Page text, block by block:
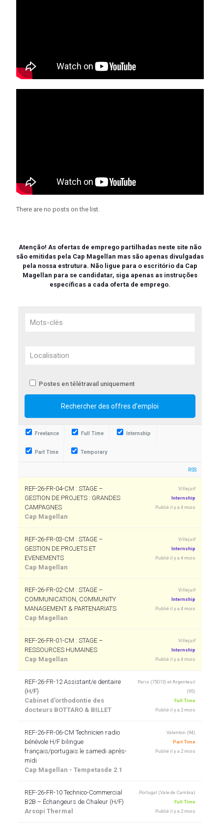
There are no posts on the list.
Atenção! As ofertas de emprego partilhadas neste site não
são emitidas pela Cap Magellan mas são apenas divulgadas
pela nossa estrutura. Não ligue para o escritório da Cap
Magellan para se candidatar, siga apenas as instruções
específicas a cada oferta de emprego.
Postes en télétravail uniquement
Freelance Full Time Internship
Part Time Temporary
RSS
REF-26-FR-04-CM : STAGE –
GESTION DE PROJETS : GRANDES
CAMPAGNES
Cap Magellan
Villejuif
Internship
Publié il y a 4 mois
REF-26-FR-03-CM : STAGE –
GESTION DE PROJETS ET
EVENEMENTS
Cap Magellan
Villejuif
Internship
Publié il y a 4 mois
REF-26-FR-02-CM : STAGE –
COMMUNICATION, COMMUNITY
MANAGEMENT & PARTENARIATS
Cap Magellan
Villejuif
Internship
Publié il y a 4 mois
REF-26-FR-01-CM : STAGE –
RESSOURCES HUMAINES
Cap Magellan
Villejuif
Internship
Publié il y a 4 mois
REF-26-FR-12 Assistant/e dentaire
(H/F)
Cabinet d’orthodontie des
docteurs BOTTARO & BILLET
Paris (75013) et Argenteuil
(95)
Full Time
Publié il y a 2 mois
REF-26-FR-06-CM Technicien radio
bénévole H/F bilingue
français/portugais le samedi après-
midi
Cap Magellan - Tempetasde 2.1
Valenton (94)
Part Time
Publié il y a 2 mois
REF-26-FR-10 Technico-Commercial
B2B – Échangeurs de Chaleur (H/F)
Arsopi Thermal
Portugal (Vale de Cambra)
Full Time
Publié il y a 2 mois